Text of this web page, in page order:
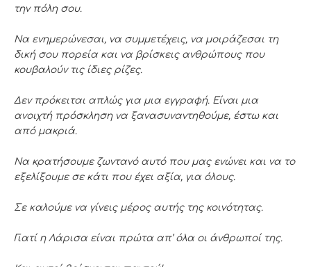
την πόλη σου.
Να ενημερώνεσαι, να συμμετέχεις, να μοιράζεσαι τη
δική σου πορεία και να βρίσκεις ανθρώπους που
κουβαλούν τις ίδιες ρίζες.
Δεν πρόκειται απλώς για μια εγγραφή. Είναι μια
ανοιχτή πρόσκληση να ξανασυναντηθούμε, έστω και
από μακριά.
Να κρατήσουμε ζωντανό αυτό που μας ενώνει και να το
εξελίξουμε σε κάτι που έχει αξία, για όλους.
Σε καλούμε να γίνεις μέρος αυτής της κοινότητας.
Γιατί η Λάρισα είναι πρώτα απ’ όλα οι άνθρωποί της.